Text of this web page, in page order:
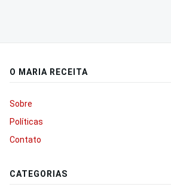
O MARIA RECEITA
Sobre
Políticas
Contato
CATEGORIAS